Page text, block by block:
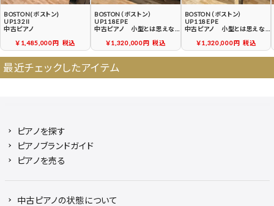
BOSTON(ボストン)
UP132II
中古ピアノ
￥1,485,000円 税込
BOSTON（ボストン）
UP118EPE
中古ピアノ 小型とは思えな
￥1,320,000円 税込
BOSTON（ボストン）
UP118EPE
中古ピアノ 小型とは思えな
￥1,320,000円 税込
最近チェックしたアイテム
ピアノを探す
ピアノブランドガイド
ピアノを売る
中古ピアノの状態について